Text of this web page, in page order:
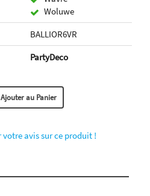
Woluwe
BALLIOR6VR
PartyDeco
votre avis sur ce produit !